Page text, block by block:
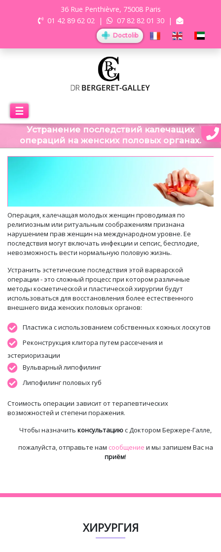
36 Rue Penthièvre, 75008 Paris
01 42 89 62 02 | 07 82 82 01 30 |
Doctolib
☰
Устранение последствий калечащих
операций на женских половых органах.
Операция, калечащая молодых женщин проводимая по
религиозным или ритуальным соображениям признана
нарушением прав женщин на международном уровне. Ее
последствия могут включать инфекции и сепсис, бесплодие,
невозможность вести нормальную половую жизнь.
Устранить эстетические последствия этой варварской
операции - это сложный процесспри котором различные
методы косметической и пластической хирургии будут
использоваться для восстановления более естественного
внешнего вида женских половых органов:
Пластика с использованием собственных кожных лоскутов
Реконструкция клитора путем рассечения и
эстериоризации
Вульварныйлипофилинг
Липофилинг половых губ
Стоимость операции зависит от терапевтических
возможностей и степени поражения.
Чтобы назначить консультациюс Доктором Бержере-Галле,
пожалуйста, отправьте нам сообщение и мы запишем Вас на
приём!
ХИРУРГИЯ